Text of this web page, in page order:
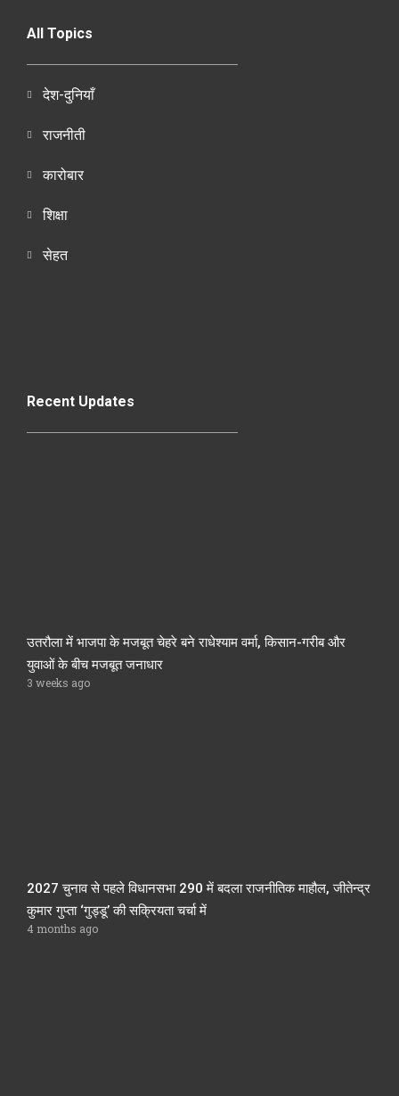
All Topics
देश-दुनियाँ
राजनीती
कारोबार
शिक्षा
सेहत
Recent Updates
उतरौला में भाजपा के मजबूत चेहरे बने राधेश्याम वर्मा, किसान-गरीब और
युवाओं के बीच मजबूत जनाधार
3 weeks ago
2027 चुनाव से पहले विधानसभा 290 में बदला राजनीतिक माहौल, जीतेन्द्र
कुमार गुप्ता ‘गुड्डू’ की सक्रियता चर्चा में
4 months ago